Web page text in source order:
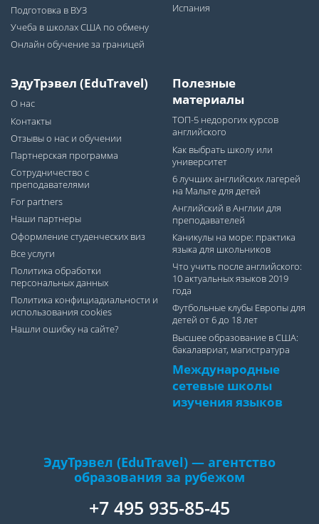
Подготовка в ВУЗ
Учеба в школах США по обмену
Онлайн обучение за границей
Испания
ЭдуТрэвел (EduTravel)
О нас
Контакты
Отзывы о нас и обучении
Партнерская программа
Сотрудничество с
преподавателями
For partners
Наши партнеры
Оформление студенческих виз
Все услуги
Политика обработки
персональных данных
Политика конфициадиальности и
использования cookies
Нашли ошибку на сайте?
Полезные
материалы
ТОП-5 недорогих курсов
английского
Как выбрать школу или
университет
6 лучших английских лагерей
на Мальте для детей
Английский в Англии для
преподавателей
Каникулы на море: практика
языка для школьников
Что учить после английского:
10 актуальных языков 2019
года
Футбольные клубы Европы для
детей от 6 до 18 лет
Высшее образование в США:
бакалавриат, магистратура
Международные
сетевые школы
изучения языков
ЭдуТрэвел (EduTravel) — агентство
образования за рубежом
+7 495 935-85-45